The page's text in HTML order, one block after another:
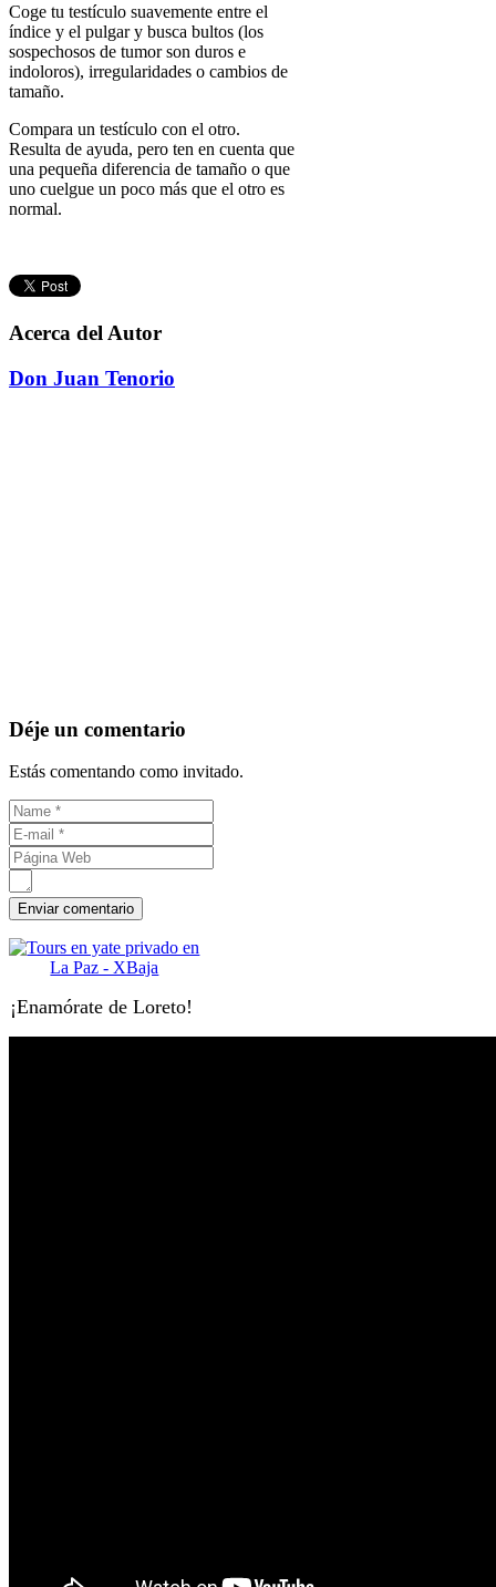
Coge tu testículo suavemente entre el
índice y el pulgar y busca bultos (los
sospechosos de tumor son duros e
indoloros), irregularidades o cambios de
tamaño.
Compara un testículo con el otro.
Resulta de ayuda, pero ten en cuenta que
una pequeña diferencia de tamaño o que
uno cuelgue un poco más que el otro es
normal.
Acerca del Autor
Don Juan Tenorio
Déje un comentario
Estás comentando como invitado.
¡Enamórate de Loreto!